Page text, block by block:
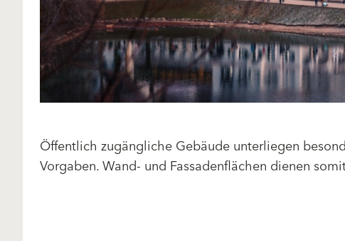
Öffentlich zugängliche Gebäude unterliegen
Vorgaben. Wand- und Fassadenflächen dienen